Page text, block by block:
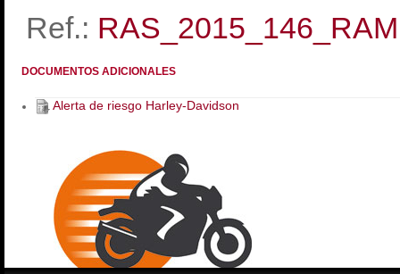
Ref.: RAS_2015_146_RAM
DOCUMENTOS ADICIONALES
Alerta de riesgo Harley-Davidson